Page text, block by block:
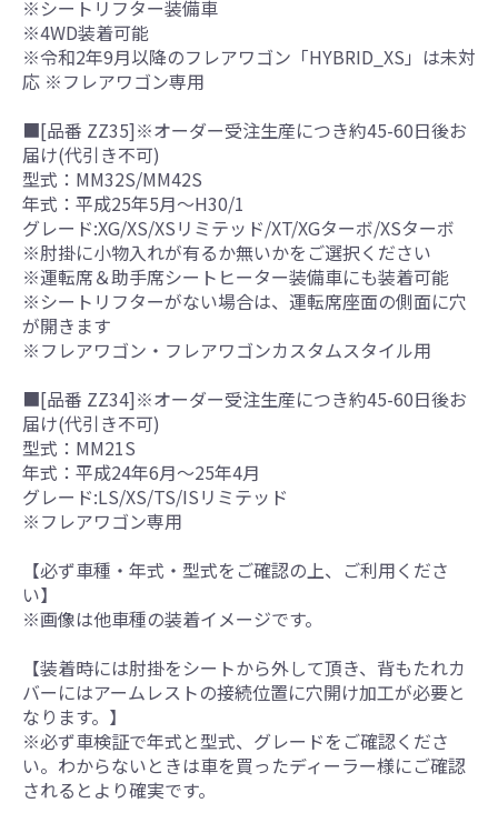
※シートリフター装備車
※4WD装着可能
※令和2年9月以降のフレアワゴン「HYBRID_XS」は未対
応 ※フレアワゴン専用
■[品番 ZZ35]※オーダー受注生産につき約45-60日後お
届け(代引き不可)
型式：MM32S/MM42S
年式：平成25年5月～H30/1
グレード:XG/XS/XSリミテッド/XT/XGターボ/XSターボ
※肘掛に小物入れが有るか無いかをご選択ください
※運転席＆助手席シートヒーター装備車にも装着可能
※シートリフターがない場合は、運転席座面の側面に穴
が開きます
※フレアワゴン・フレアワゴンカスタムスタイル用
■[品番 ZZ34]※オーダー受注生産につき約45-60日後お
届け(代引き不可)
型式：MM21S
年式：平成24年6月～25年4月
グレード:LS/XS/TS/ISリミテッド
※フレアワゴン専用
【必ず車種・年式・型式をご確認の上、ご利用くださ
い】
※画像は他車種の装着イメージです。
【装着時には肘掛をシートから外して頂き、背もたれカ
バーにはアームレストの接続位置に穴開け加工が必要と
なります。】
※必ず車検証で年式と型式、グレードをご確認くださ
い。わからないときは車を買ったディーラー様にご確認
されるとより確実です。